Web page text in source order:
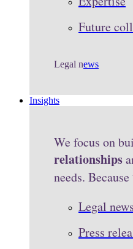
Future
Legal news
Insights
We focus on
relationships
needs. Because
Legal news
Press